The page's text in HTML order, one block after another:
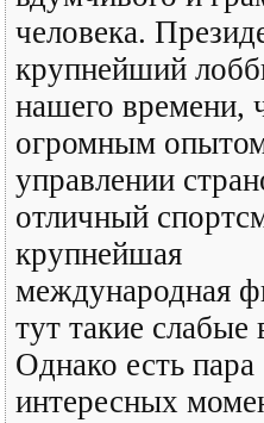
человека.
крупнейший
нашего времени,
огромным
управлении
отличный
крупнейшая
международная
тут такие слабые
Однако есть пара
интересных